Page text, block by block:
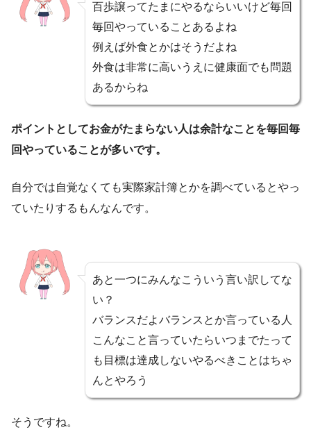
百歩譲ってたまにやるならいいけど毎回
毎回やっていることあるよね
例えば外食とかはそうだよね
外食は非常に高いうえに健康面でも問題
あるからね
ポイントとしてお金がたまらない人は余計なことを毎回毎
回やっていることが多いです。
自分では自覚なくても実際家計簿とかを調べているとやっ
ていたりするもんなんです。
あと一つにみんなこういう言い訳してな
い？
バランスだよバランスとか言っている人
こんなこと言っていたらいつまでたって
も目標は達成しないやるべきことはちゃ
んとやろう
そうですね。